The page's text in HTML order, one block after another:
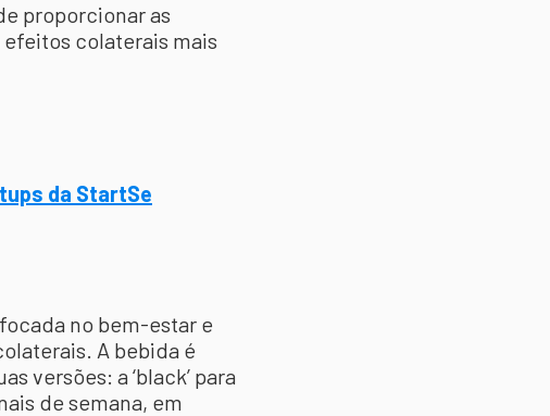
proporcionar as
colaterais mais
da StartSe
no bem-estar e
A bebida é
versões: a ‘black’ para
de semana, em